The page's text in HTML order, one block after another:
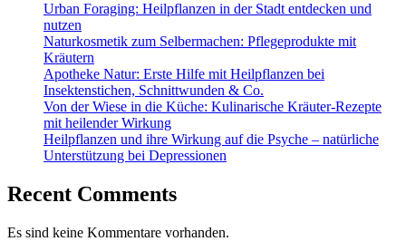
Urban Foraging: Heilpflanzen in der Stadt entdecken und
nutzen
Naturkosmetik zum Selbermachen: Pflegeprodukte mit
Kräutern
Apotheke Natur: Erste Hilfe mit Heilpflanzen bei
Insektenstichen, Schnittwunden & Co.
Von der Wiese in die Küche: Kulinarische Kräuter-Rezepte
mit heilender Wirkung
Heilpflanzen und ihre Wirkung auf die Psyche – natürliche
Unterstützung bei Depressionen
Recent Comments
Es sind keine Kommentare vorhanden.